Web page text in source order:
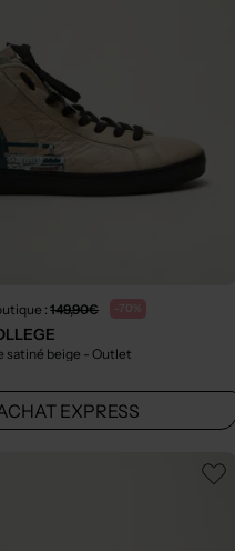
:149,90€ -70%
satiné beige - Outlet
EXPRESS